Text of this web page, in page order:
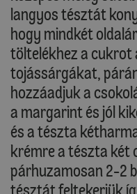
langyos tésztát
hogy mindkét
töltelékhez a cukrot
tojássárgákat,
hozzáadjuk a
a margarint és jól
és a tészta
krémre a tészta két
párhuzamosan 2-2